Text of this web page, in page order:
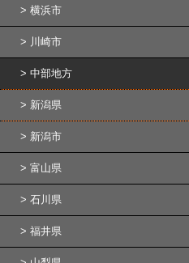
横浜市
川崎市
中部地方
新潟県
新潟市
富山県
石川県
福井県